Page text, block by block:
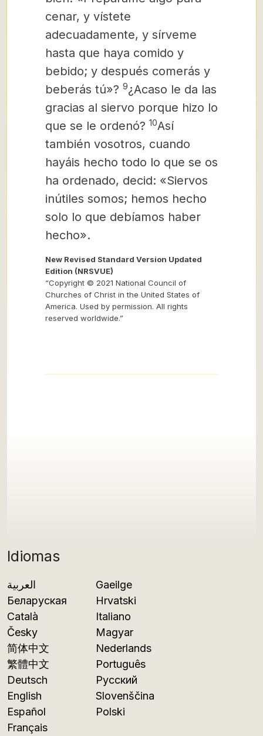
Idiomas
العربية
Беларуская
Català
Česky
简体中文
繁體中文
Deutsch
English
Español
Français
Gaeilge
Hrvatski
Italiano
Magyar
Nederlands
Português
Русский
Slovenščina
Polski
cenar, y vístete
adecuadamente, y sírveme
hasta que haya comido y
bebido; y después comerás y
beberás tú»? 9¿Acaso le da las
gracias al siervo porque hizo lo
que se le ordenó? 10Así
también vosotros, cuando
hayáis hecho todo lo que se os
ha ordenado, decid: «Siervos
inútiles somos; hemos hecho
solo lo que debíamos haber
hecho».
New Revised Standard Version Updated
Edition (NRSVUE)
“Copyright © 2021 National Council of
Churches of Christ in the United States of
America. Used by permission. All rights
reserved worldwide.”